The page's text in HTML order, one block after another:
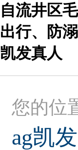
自流井区
出行、防
凯发真人
您的位
ag凯发